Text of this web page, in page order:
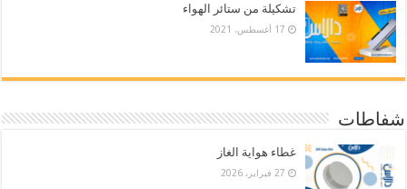
تشكيلة من ستائر الهواء
17 أغسطس، 2021
شفاطات
غطاء هواية الغاز
27 فبراير، 2026